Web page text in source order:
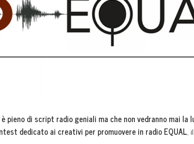
pieno di script radio geniali ma che non vedranno mai la
dedicato ai creativi per promuovere in radio EQUAL,